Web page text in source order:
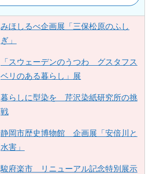
みほしるべ企画展「三保松原のふし
ぎ」
「スウェーデンのうつわ グスタフス
ベリのある暮らし」展
暮らしに型染を 芹沢染紙研究所の挑
戦
静岡市歴史博物館 企画展「安倍川と
水害」
駿府楽市 リニューアル記念特別展示